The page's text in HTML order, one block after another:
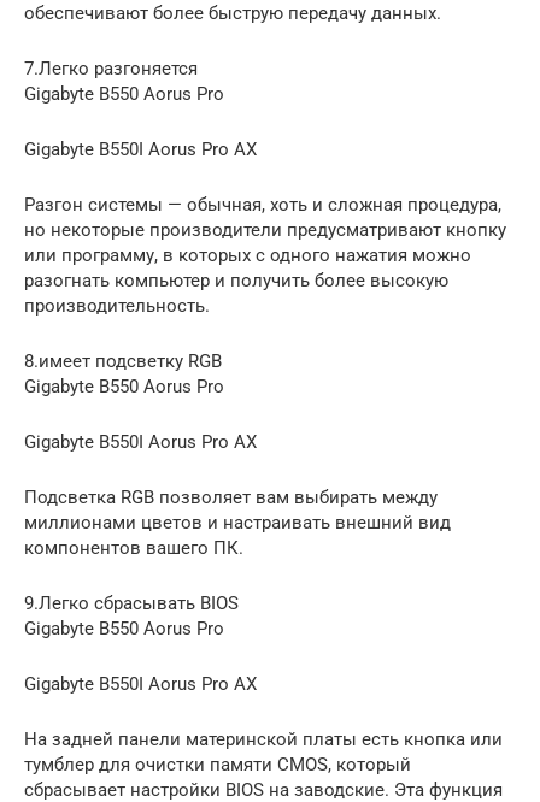
обеспечивают более быструю передачу данных.
7.Легко разгоняется
Gigabyte B550 Aorus Pro
Gigabyte B550I Aorus Pro AX
Разгон системы — обычная, хоть и сложная процедура,
но некоторые производители предусматривают кнопку
или программу, в которых с одного нажатия можно
разогнать компьютер и получить более высокую
производительность.
8.имеет подсветку RGB
Gigabyte B550 Aorus Pro
Gigabyte B550I Aorus Pro AX
Подсветка RGB позволяет вам выбирать между
миллионами цветов и настраивать внешний вид
компонентов вашего ПК.
9.Легко сбрасывать BIOS
Gigabyte B550 Aorus Pro
Gigabyte B550I Aorus Pro AX
На задней панели материнской платы есть кнопка или
тумблер для очистки памяти CMOS, который
сбрасывает настройки BIOS на заводские. Эта функция